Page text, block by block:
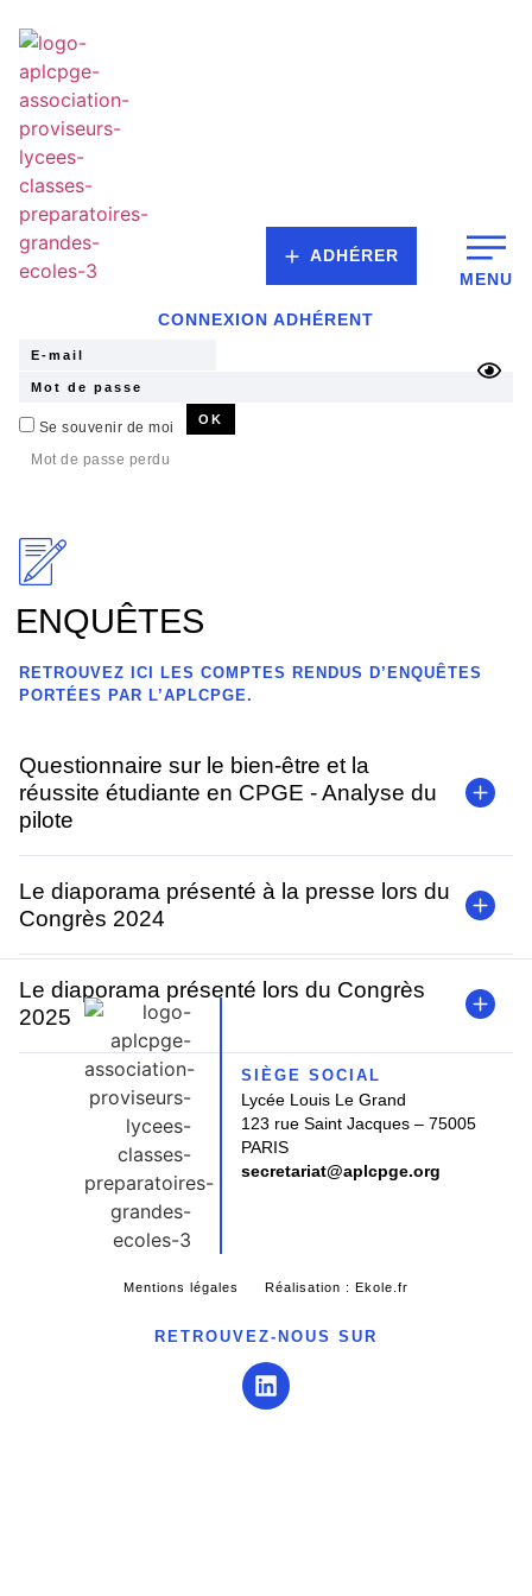
ADHÉRER
MENU
CONNEXION ADHÉRENT
Se souvenir de moi
Mot de passe perdu
ENQUÊTES
RETROUVEZ ICI LES COMPTES RENDUS D’ENQUÊTES
PORTÉES PAR L’APLCPGE.
Questionnaire sur le bien-être et la
réussite étudiante en CPGE - Analyse du
pilote
Le diaporama présenté à la presse lors du
Congrès 2024
Le diaporama présenté lors du Congrès
2025
SIÈGE SOCIAL
Lycée Louis Le Grand
123 rue Saint Jacques – 75005
PARIS
secretariat@aplcpge.org
Mentions légales Réalisation : Ekole.fr
RETROUVEZ-NOUS SUR